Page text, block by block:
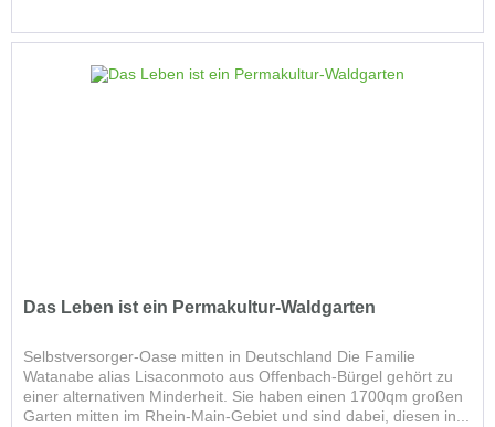
Das Leben ist ein Permakultur-Waldgarten
Selbstversorger-Oase mitten in Deutschland Die Familie
Watanabe alias Lisaconmoto aus Offenbach-Bürgel gehört zu
einer alternativen Minderheit. Sie haben einen 1700qm großen
Garten mitten im Rhein-Main-Gebiet und sind dabei, diesen in...